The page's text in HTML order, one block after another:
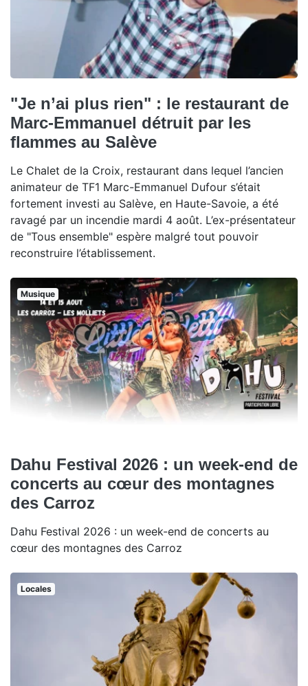
"Je n’ai plus rien" : le restaurant de
Marc-Emmanuel détruit par les
flammes au Salève
Le Chalet de la Croix, restaurant dans lequel l’ancien
animateur de TF1 Marc-Emmanuel Dufour s’était
fortement investi au Salève, en Haute-Savoie, a été
ravagé par un incendie mardi 4 août. L’ex-présentateur
de "Tous ensemble" espère malgré tout pouvoir
reconstruire l’établissement.
Musique
Dahu Festival 2026 : un week-end de
concerts au cœur des montagnes
des Carroz
Dahu Festival 2026 : un week-end de concerts au
cœur des montagnes des Carroz
Locales